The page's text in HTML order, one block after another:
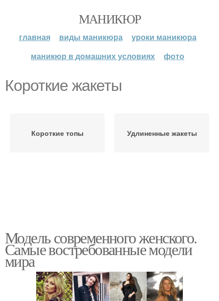
МАНИКЮР
главная виды маникюра
уроки маникюра
маникюр в домашних условиях
фото
Короткие жакеты
Короткие топы Удлиненные жакеты
Модель современного женского.
Самые востребованные модели
мира